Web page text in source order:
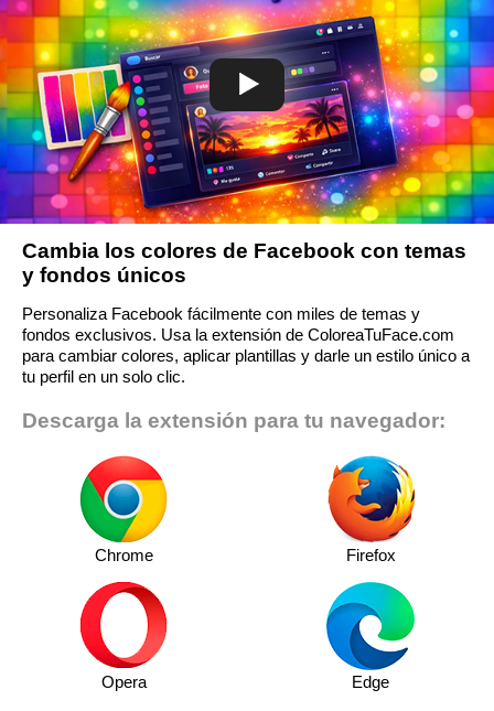
Cambia los colores de Facebook con temas
y fondos únicos
Personaliza Facebook fácilmente con miles de temas y
fondos exclusivos. Usa la extensión de ColoreaTuFace.com
para cambiar colores, aplicar plantillas y darle un estilo único a
tu perfil en un solo clic.
Descarga la extensión para tu navegador:
Chrome Firefox
Opera Edge